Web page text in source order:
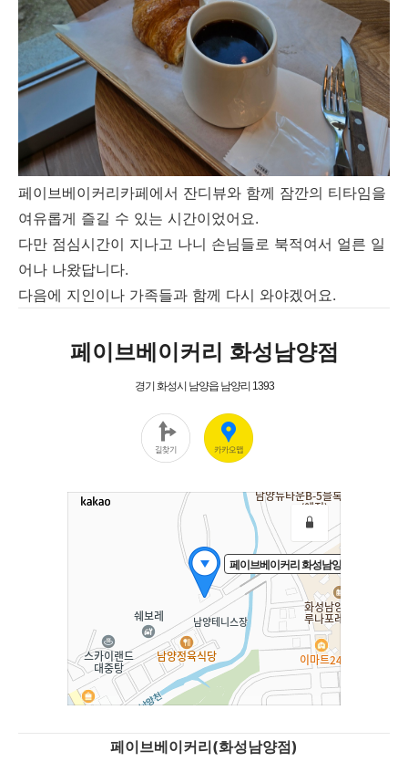
페이브베이커리카페에서 잔디뷰와 함께 잠깐의 티타임을
여유롭게 즐길 수 있는 시간이었어요.
다만 점심시간이 지나고 나니 손님들로 북적여서 얼른 일
어나 나왔답니다.
다음에 지인이나 가족들과 함께 다시 와야겠어요.
페이브베이커리(화성남양점)